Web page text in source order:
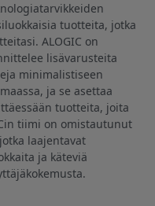
tuotteita, jotka
ALOGIC on
lisävarusteita
minimalistiseen
ja se asettaa
tuotteita, joita
tiimi on omistautunut
laajentavat
ja käteviä